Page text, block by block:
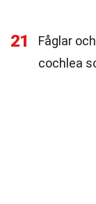
21
Fåglar
cochlea